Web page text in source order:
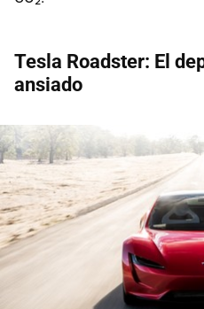
Tesla Roadster: El
ansiado